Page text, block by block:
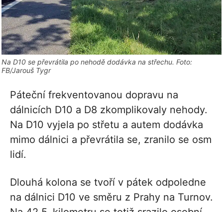
Na D10 se převrátila po nehodě dodávka na střechu. Foto:
FB/Jarouš Tygr
Páteční frekventovanou dopravu na
dálnicích D10 a D8 zkomplikovaly nehody.
Na D10 vyjela po střetu a autem dodávka
mimo dálnici a převrátila se, zranilo se osm
lidí.
Dlouhá kolona se tvoří v pátek odpoledne
na dálnici D10 ve směru z Prahy na Turnov.